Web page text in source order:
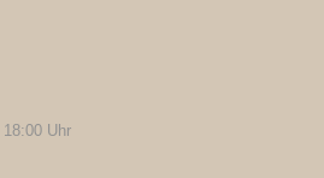
Uhr